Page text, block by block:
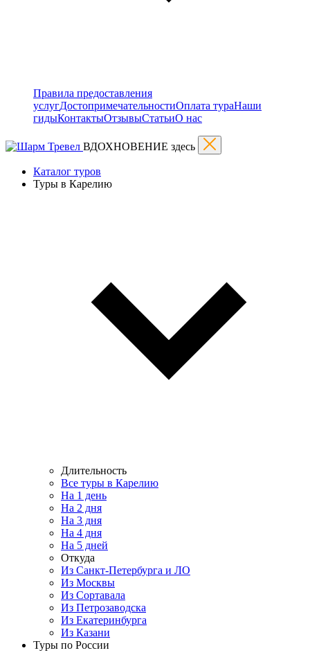
Правила предоставления
услугДостопримечательностиОплата тураНаши
гидыКонтактыОтзывыСтатьиО нас
ВДОХНОВЕНИЕ здесь
Каталог туров
Туры в Карелию
Длительность
Все туры в Карелию
На 1 день
На 2 дня
На 3 дня
На 4 дня
На 5 дней
Откуда
Из Санкт-Петербурга и ЛО
Из Москвы
Из Сортавала
Из Петрозаводска
Из Екатеринбурга
Из Казани
Туры по России